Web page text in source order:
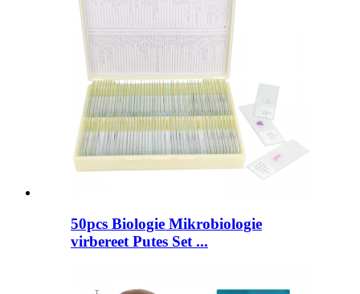
50pcs Biologie Mikrobiologie
virbereet Putes Set ...